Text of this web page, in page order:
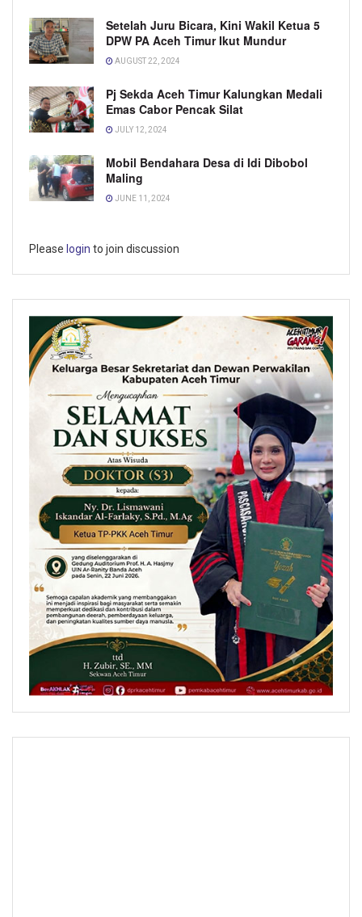
Setelah Juru Bicara, Kini Wakil Ketua 5
DPW PA Aceh Timur Ikut Mundur
AUGUST 22, 2024
Pj Sekda Aceh Timur Kalungkan Medali
Emas Cabor Pencak Silat
JULY 12, 2024
Mobil Bendahara Desa di Idi Dibobol
Maling
JUNE 11, 2024
Please login to join discussion